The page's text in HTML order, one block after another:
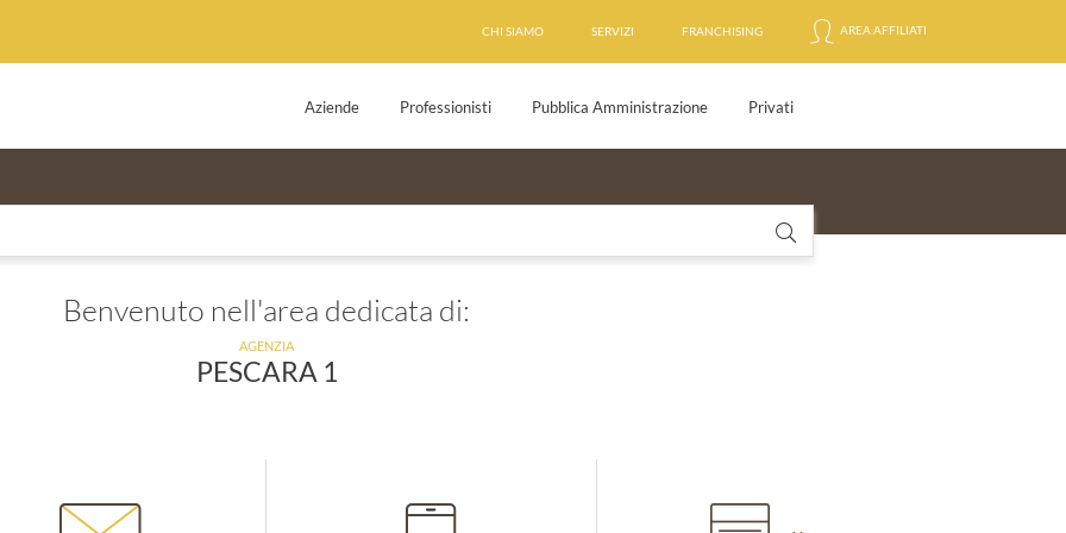
CHI SIAMO SERVIZI FRANCHISING AREA AFFILIATI
Aziende Professionisti Pubblica Amministrazione Privati
Benvenuto nell'area dedicata di:
AGENZIA
PESCARA 1